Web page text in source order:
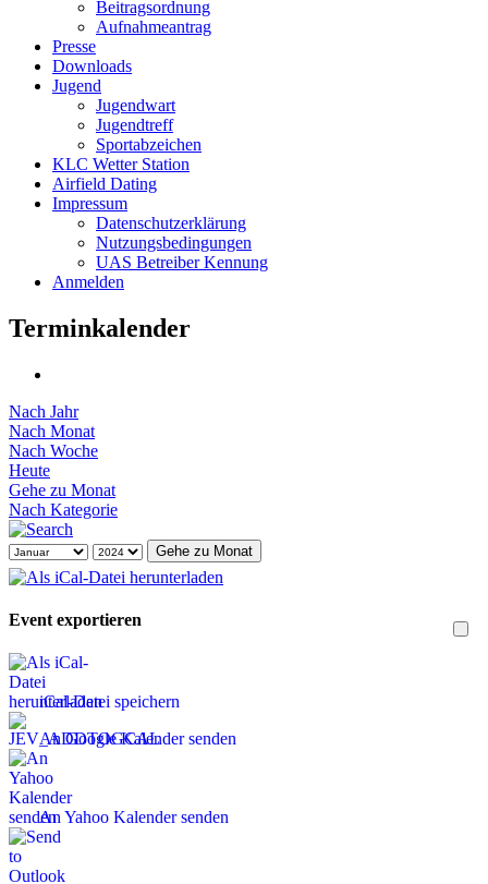
Beitragsordnung
Aufnahmeantrag
Presse
Downloads
Jugend
Jugendwart
Jugendtreff
Sportabzeichen
KLC Wetter Station
Airfield Dating
Impressum
Datenschutzerklärung
Nutzungsbedingungen
UAS Betreiber Kennung
Anmelden
Terminkalender
Nach Jahr
Nach Monat
Nach Woche
Heute
Gehe zu Monat
Nach Kategorie
Gehe zu Monat
Event exportieren
iCal-Datei speichern
An Google Kalender senden
An Yahoo Kalender senden